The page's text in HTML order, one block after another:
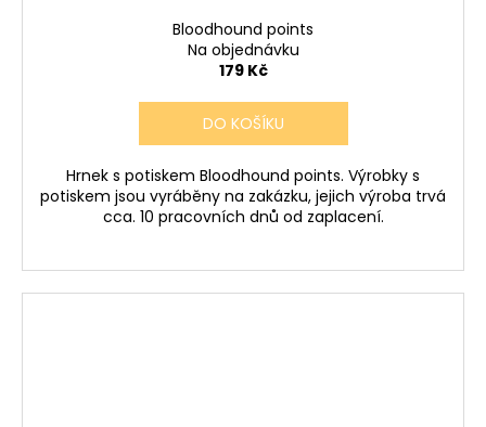
Bloodhound points
Na objednávku
179 Kč
DO KOŠÍKU
Hrnek s potiskem Bloodhound points. Výrobky s
potiskem jsou vyráběny na zakázku, jejich výroba trvá
cca. 10 pracovních dnů od zaplacení.